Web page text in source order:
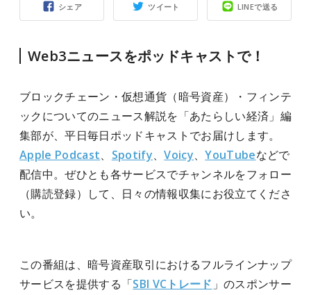
シェア ツイート LINEで送る
Web3ニュースをポッドキャストで！
ブロックチェーン・仮想通貨（暗号資産）・フィンテ
ックについてのニュース解説を「あたらしい経済」編
集部が、平日毎日ポッドキャストでお届けします。
Apple Podcast、 Spotify、Voicy、YouTubeなどで
配信中。ぜひとも各サービスでチャンネルをフォロー
（購読登録）して、日々の情報収集にお役立てくださ
い。
この番組は、 暗号資産取引におけるフルラインナップ
サービスを提供する「SBI VCトレード 」のスポンサー